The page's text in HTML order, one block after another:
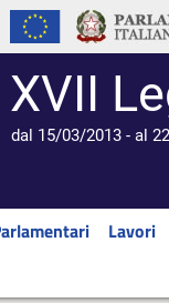
XVII
dal 15/03/2013 - al
Lavori